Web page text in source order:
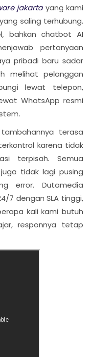
jakartayang kami
saling terhubung.
bahkan chatbot AI
pertanyaan
pribadi baru sadar
melihat pelanggan
lewat telepon,
WhatsApp resmi
terasa
karena tidak
terpisah. Semua
tidak lagi pusing
error. Dutamedia
7 dengan SLA tinggi,
kali kami butuh
responnya tetap